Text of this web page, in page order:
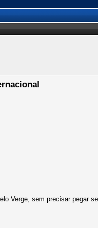
Verge, sem precisar pegar